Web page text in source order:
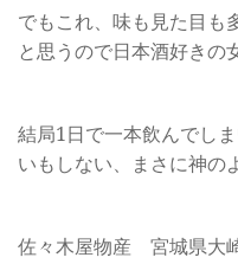
でもこれ、味も見た目も
と思うので日本酒好きの
結局1日で一本飲んでし
いもしない、まさに神の
佐々木屋物産 宮城県大